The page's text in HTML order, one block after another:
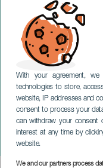
With your agreement,
technologies to store,
website, IP addresses and
consent to process your
can withdraw your consent
interest at any time by
website.
We and our partners process
Gran
GRAN CANARIA